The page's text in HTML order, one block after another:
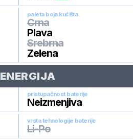
paleta boja kućišta
Crna
Plava
Srebrna
Zelena
ENERGIJA
pristupačnost baterije
Neizmenjiva
vrsta tehnologije baterije
Li-Po